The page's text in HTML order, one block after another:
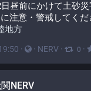
昼前にかけて土砂
注意・警戒してくだ
地方
· · NERV · 0 ·
NERV